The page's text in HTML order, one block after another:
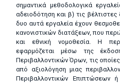
σημαντικά μεθοδολογικά
αδειοδότηση και β) τις βέλτιστες
δυο αυτά εργαλεία έχουν
κανονιστικών διατάξεων, που
και εθνική νομοθεσία. Η
εφαρμόζεται μέσω της
Περιβαλλοντικών Όρων, τις
από αξιολόγηση μιας
Περιβαλλοντικών Επιπτώσεων